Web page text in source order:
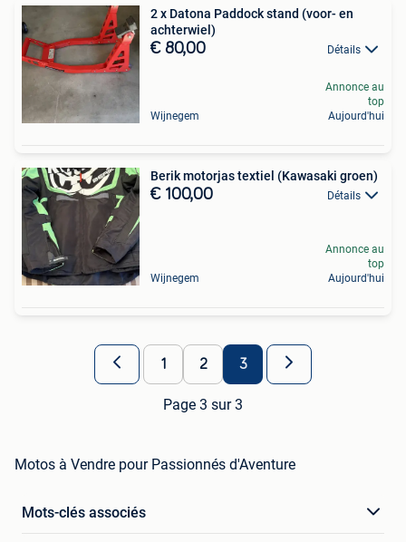
2 x Datona Paddock stand (voor- en
achterwiel)
€ 80,00 Détails
Wijnegem
Annonce au
top
Aujourd'hui
Berik motorjas textiel (Kawasaki groen)
€ 100,00 Détails
Wijnegem
Annonce au
top
Aujourd'hui
1 2 3
Page 3 sur 3
Motos à Vendre pour Passionnés d'Aventure
Mots-clés associés